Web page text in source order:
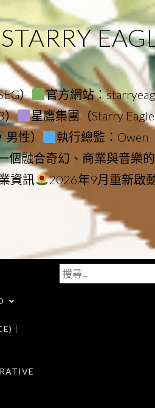
）
官方網站：
）
星鷹集團（Starry
性）
執行總監：Owen
個融合奇幻、商業與音樂
資訊
2026年9月重新啟
｜
搜
尋